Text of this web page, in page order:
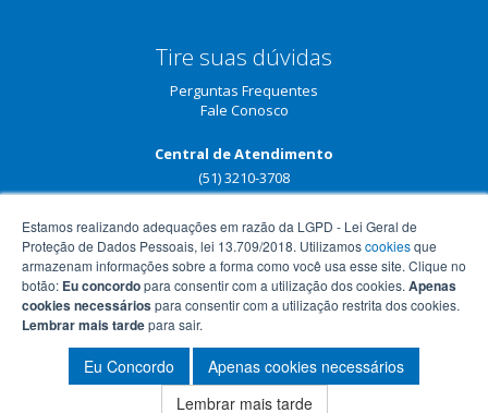
Tire suas dúvidas
Perguntas Frequentes
Fale Conosco
Central de Atendimento
(51) 3210-3708
Estamos realizando adequações em razão da LGPD - Lei Geral de
Proteção de Dados Pessoais, lei 13.709/2018. Utilizamoscookiesque
armazenam informações sobre a forma como você usa esse site. Clique no
botão: Eu concordopara consentir com a utilização dos cookies. Apenas
cookies necessáriospara consentir com a utilização restrita dos cookies.
Lembrar mais tardepara sair.
Eu Concordo
Apenas cookies necessários
Lembrar mais tarde